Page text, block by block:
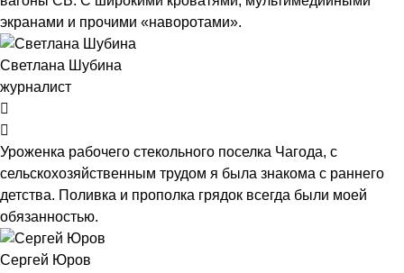
экранами и прочими «наворотами».
Светлана Шубина
журналист
Уроженка рабочего стекольного поселка Чагода, с
сельскохозяйственным трудом я была знакома с раннего
детства. Поливка и прополка грядок всегда были моей
обязанностью.
Сергей Юров